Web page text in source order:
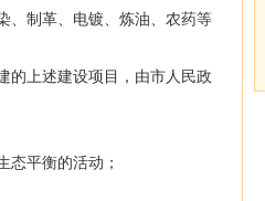
制革、电镀、炼油、农药等
上述建设项目，由市人民政
平衡的活动；